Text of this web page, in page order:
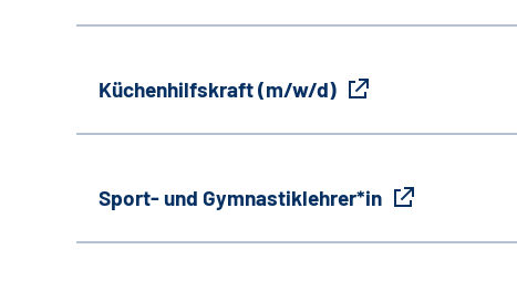
Küchenhilfskraft (m/w/d)
Sport- und Gymnastiklehrer*in